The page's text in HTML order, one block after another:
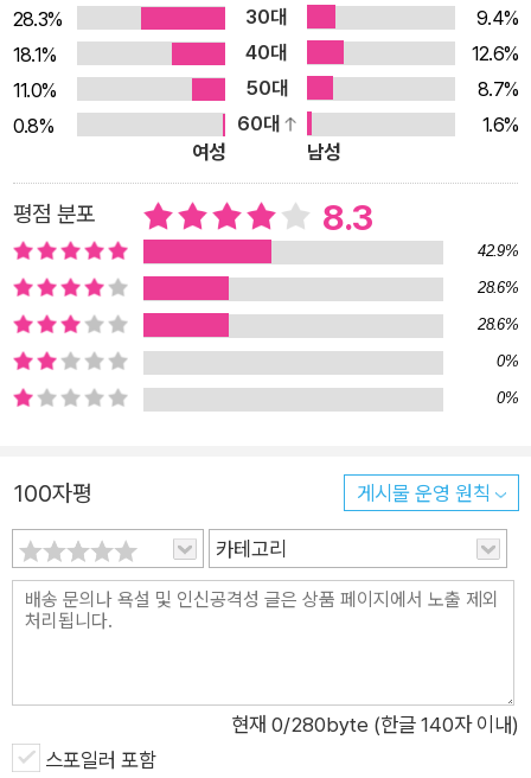
‘사랑’에 대해 입을 연다. 카다레는 단순해 보이면서도 한없이 복
잡하고 미묘한 현대의 사랑, 그리고 그 안에 잠재된 불안에 대한
깊은 성찰을 통해, 사망 사고를 둘러싼 미스터리와 두 연인의 에
로티시즘을 함께 녹여낸다. 공항으로 향하던 중 협곡으로 추락한
충격적인 진실은 무엇인가 사건 발생 일주일 만에 깨어난 택시 기
사가 백미러로 봤거나 봤다고 믿는 광경은 분명 사고의 원인과 관
련이 있어 보인다. 하지만 그는 장면을 명확히 설명하지 못하고
“두 사람은 서로 힘겹게 키스를 하려 했다”는 말을 되뇔 뿐이다.
고작 택시 뒷자리에서 키스를 하는 남녀의 모습이 운전자를 그토
록 혼란스럽게 만든 것인가? 어쩌면 그가 본 영상은 그저 환영에
불과한 것은 아닐까? 두 피해자와 최후의 순간까지 함께했던, 사
지게 할 뿐이다. 수사 결과 택시에 탑승했던 두 승객은 모두 알바
니아인으로 밝혀진다. 남자는 유럽회의에서 서부 발칸반도 문제
를 담당하는 분석가이며 여자는 오스트리아 고고학 연구소 연수
생이다. 그들은 주말 이틀 밤을 함께 보낸 후 호텔 프런트에서 택
시를 불렀다. 사고 차량에는 아무런 결함이 없고, 사고가 발생할
했다. 두 사람이 만들어낸 강렬한 이미지에 운전자가 주의를 빼앗
겨 사고가 발생한 것이라면 사건의 핵심은 연인으로 보이는 두 남
28.3% 30대
9.4%
18.1%
40대
12.6%
11.0%
50대
8.7%
0.8%
60대
1.6%
여성
남성
평점 분포 8.3
42.9%
28.6%
28.6%
0%
0%
100자평 게시물 운영 원칙
카테고리
현재 0/280byte (한글 140자 이내)
스포일러 포함